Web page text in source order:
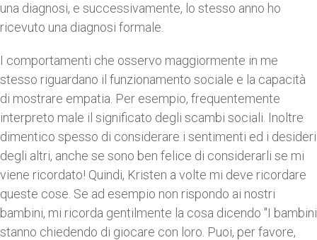
una diagnosi, e successivamente, lo stesso anno ho
ricevuto una diagnosi formale.
I comportamenti che osservo maggiormente in me
stesso riguardano il funzionamento sociale e la capacità
di mostrare empatia. Per esempio, frequentemente
interpreto male il significato degli scambi sociali. Inoltre
dimentico spesso di considerare i sentimenti ed i desideri
degli altri, anche se sono ben felice di considerarli se mi
viene ricordato! Quindi, Kristen a volte mi deve ricordare
queste cose. Se ad esempio non rispondo ai nostri
bambini, mi ricorda gentilmente la cosa dicendo "I bambini
stanno chiedendo di giocare con loro. Puoi, per favore,